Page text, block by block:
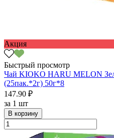
Акция
Быстрый просмотр
Чай KIOKO HARU MELON
(25пак.*2г) 50г*8
147.90 ₽
за 1 шт
В корзину